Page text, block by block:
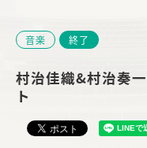
音楽 終了
村治佳織&村治奏
ト